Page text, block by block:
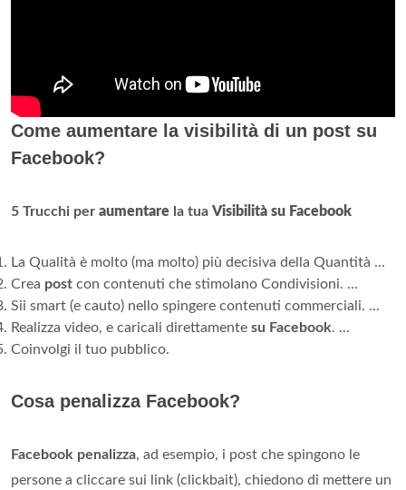
Come aumentare la visibilità di un post su
Facebook?
5 Trucchi per aumentare la tua Visibilità su Facebook
La Qualità è molto (ma molto) più decisiva della Quantità ...
Crea post con contenuti che stimolano Condivisioni. ...
Sii smart (e cauto) nello spingere contenuti commerciali. ...
Realizza video, e caricali direttamente su Facebook. ...
Coinvolgi il tuo pubblico.
Cosa penalizza Facebook?
Facebook penalizza, ad esempio, i post che spingono le
persone a cliccare sui link (clickbait), chiedono di mettere un